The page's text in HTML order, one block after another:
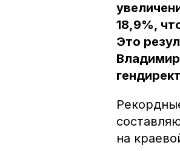
18,9%,
Это
на